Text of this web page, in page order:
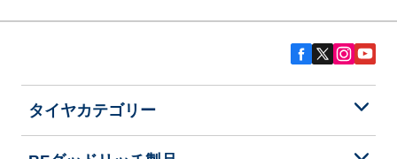
タイヤカテゴリー